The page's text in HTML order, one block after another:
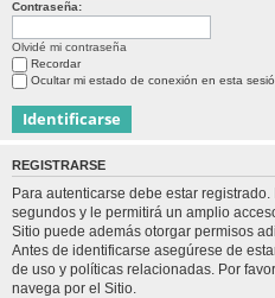
Contraseña:
Olvidé mi contraseña
Recordar
Ocultar mi estado de conexión en esta
REGISTRARSE
Para autenticarse debe estar
segundos y le permitirá un amplio
Sitio puede además otorgar permisos
Antes de identificarse asegúrese de
de uso y políticas relacionadas. Por
navega por el Sitio.